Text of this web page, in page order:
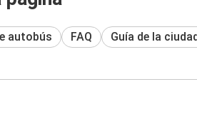
autobús FAQ Guía de la